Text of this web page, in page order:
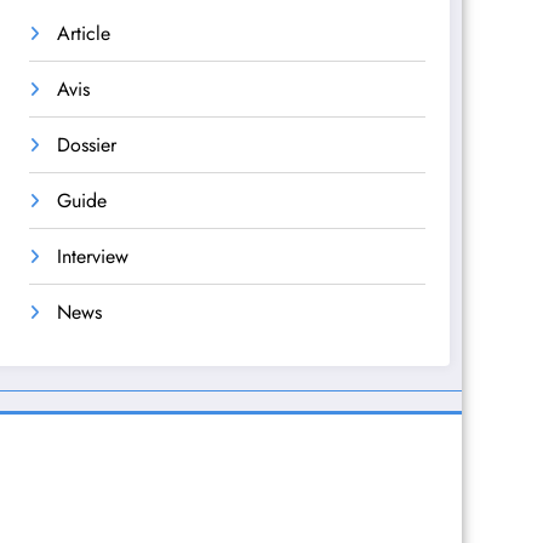
Article
Avis
Dossier
Guide
Interview
News